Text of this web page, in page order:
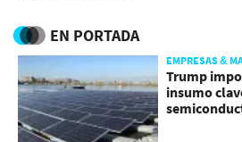
EN PORTADA
EMPRESAS &
Trump
insumo